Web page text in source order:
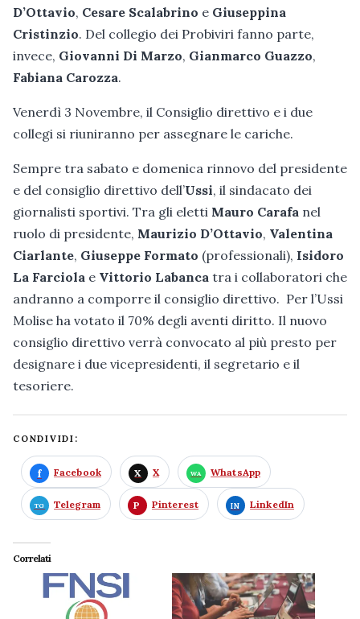
D’Ottavio, Cesare Scalabrino e Giuseppina
Cristinzio. Del collegio dei Probiviri fanno parte,
invece, Giovanni Di Marzo, Gianmarco Guazzo,
Fabiana Carozza.
Venerdì 3 Novembre, il Consiglio direttivo e i due
collegi si riuniranno per assegnare le cariche.
Sempre tra sabato e domenica rinnovo del presidente
e del consiglio direttivo dell’Ussi, il sindacato dei
giornalisti sportivi. Tra gli eletti Mauro Carafa nel
ruolo di presidente, Maurizio D’Ottavio, Valentina
Ciarlante, Giuseppe Formato (professionali), Isidoro
La Farciola e Vittorio Labanca tra i collaboratori che
andranno a comporre il consiglio direttivo. Per l’Ussi
Molise ha votato il 70% degli aventi diritto. Il nuovo
consiglio direttivo verrà convocato al più presto per
designare i due vicepresidenti, il segretario e il
tesoriere.
CONDIVIDI:
Facebook X WhatsApp
Telegram Pinterest LinkedIn
Correlati